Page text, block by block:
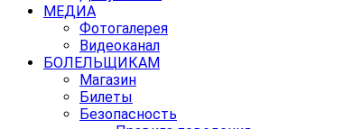
МЕДИА
Фотогалерея
Видеоканал
БОЛЕЛЬЩИКАМ
Магазин
Билеты
Безопасность